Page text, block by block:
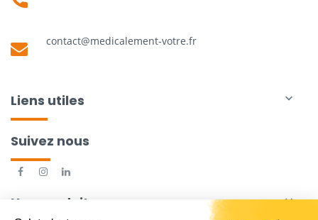
contact@medicalement-votre.fr
Liens utiles 
Suivez nous
Nos produits 